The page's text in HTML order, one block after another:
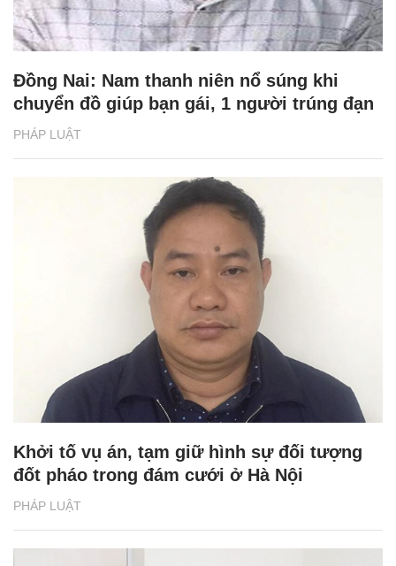
PHÁP LUẬT
Đồng Nai: Nam thanh niên nổ súng khi
chuyển đồ giúp bạn gái, 1 người trúng đạn
PHÁP LUẬT
Khởi tố vụ án, tạm giữ hình sự đối tượng
đốt pháo trong đám cưới ở Hà Nội